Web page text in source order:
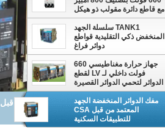
مفك الدوائر المنخفضة الجهد المعتمد من قبل CSA للتطبيقات السكنية
مع قاطع دائرة مقولب ذو هيكل
مدمج
TANK1 سلسلة الجهد
المنخفض ذكي التقليدية قواطع
دوائر فراغ
جهاز حرارة مغناطيسي 660
فولت داخلي لـ LV لقطع
الدوائر لتحمي الدوائر القصيرة
من الزيادة
مفك الدوائر المنخفضة الجهد
المعتمد من قبل CSA
للتطبيقات السكنية